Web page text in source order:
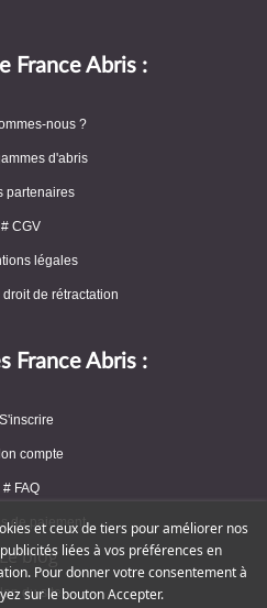
France Abris :
nous ?
d'abris
partenaires
# CGV
légales
de rétractation
France Abris :
compte
# FAQ
de paiement
blog
du site
et ceux de tiers pour améliorer nos
liées à vos préférences en
Pour donner votre consentement à
sur le bouton Accepter.